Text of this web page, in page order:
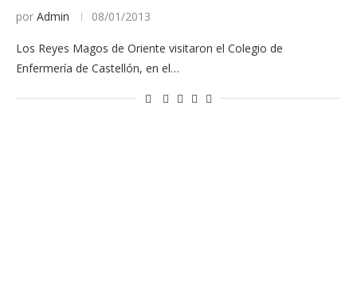
por Admin 08/01/2013
Los Reyes Magos de Oriente visitaron el Colegio de
Enfermería de Castellón, en el…